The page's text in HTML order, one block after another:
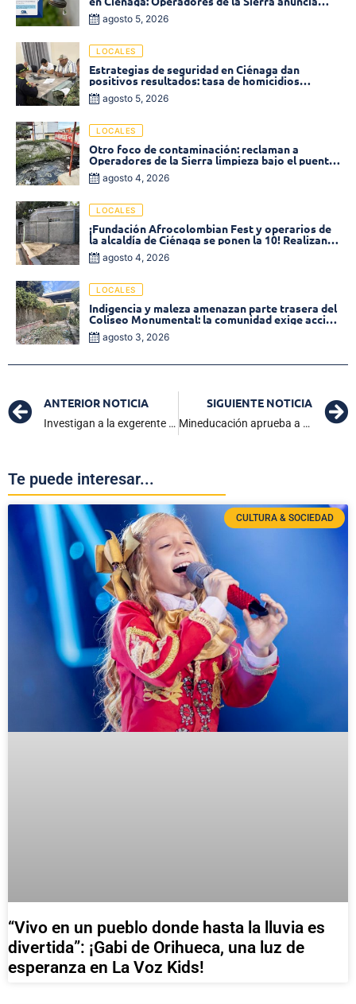
baja presión en varios sectores
agosto 5, 2026
LOCALES
Estrategias de seguridad en Ciénaga dan
positivos resultados: tasa de homicidios
disminuyó un 58% en 2026
agosto 5, 2026
LOCALES
Otro foco de contaminación: reclaman a
Operadores de la Sierra limpieza bajo el puente
de la calle 19 con carrera 11
agosto 4, 2026
LOCALES
¡Fundación Afrocolombian Fest y operarios de
la alcaldía de Ciénaga se ponen la 10! Realizan
limpieza de la parte posterior del Coliseo
Monumental
agosto 4, 2026
LOCALES
Indigencia y maleza amenazan parte trasera del
Coliseo Monumental: la comunidad exige acción
inmediata!
agosto 3, 2026
ANTERIOR NOTICIA
Investigan a la exgerente del hospital departamental San Rafael de Fundación
SIGUIENTE NOTICIA
Mineducación aprueba a Infotep el programa de Tecnología en Gestión de la Seguridad y la Salud en el Trabajo.
Te puede interesar...
CULTURA & SOCIEDAD
“Vivo en un pueblo donde hasta la lluvia es
divertida”: ¡Gabi de Orihueca, una luz de
esperanza en La Voz Kids!